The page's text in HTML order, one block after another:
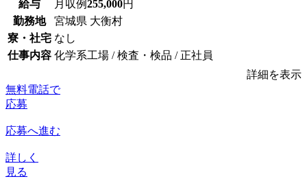
給与 月収例255,000円
勤務地
宮城県 大衡村
寮・社宅 なし
仕事内容 化学系工場 / 検査・検品 / 正社員
詳細を表示
無料電話で
応募
応募へ進む
詳しく
見る